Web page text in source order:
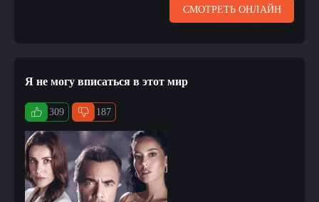
СМОТРЕТЬ ОНЛАЙН
Я не могу вписаться в этот мир
309 187